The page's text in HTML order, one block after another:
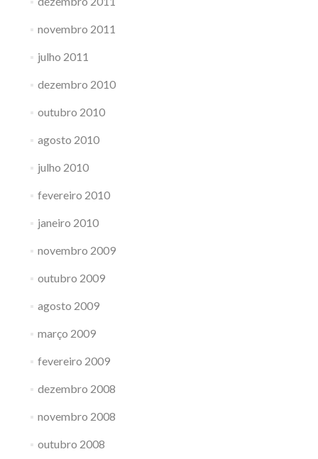
novembro 2011
julho 2011
dezembro 2010
outubro 2010
agosto 2010
julho 2010
fevereiro 2010
janeiro 2010
novembro 2009
outubro 2009
agosto 2009
março 2009
fevereiro 2009
dezembro 2008
novembro 2008
outubro 2008